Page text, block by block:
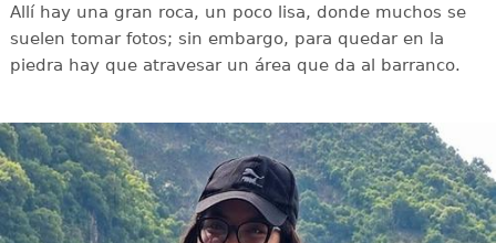
Allí hay una gran roca, un poco lisa, donde muchos se
suelen tomar fotos; sin embargo, para quedar en la
piedra hay que atravesar un área que da al barranco.